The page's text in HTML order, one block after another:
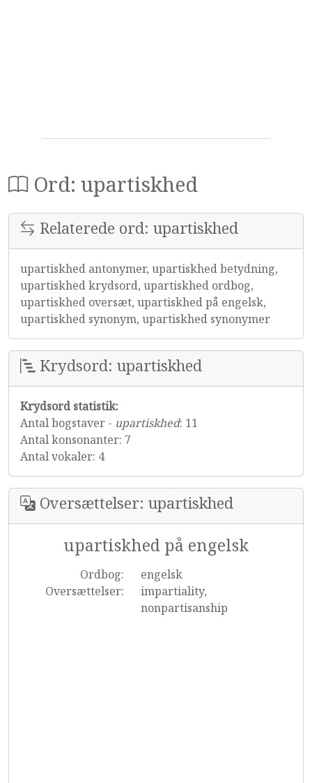
Ord: upartiskhed
Relaterede ord: upartiskhed
upartiskhed antonymer, upartiskhed betydning,
upartiskhed krydsord, upartiskhed ordbog,
upartiskhed oversæt, upartiskhed på engelsk,
upartiskhed synonym, upartiskhed synonymer
Krydsord: upartiskhed
Krydsord statistik:
Antal bogstaver - upartiskhed: 11
Antal konsonanter: 7
Antal vokaler: 4
Oversættelser: upartiskhed
upartiskhed på engelsk
Ordbog:
engelsk
Oversættelser:
impartiality,
nonpartisanship